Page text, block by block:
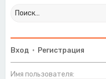
Вход • Регистрация
Имя пользователя: